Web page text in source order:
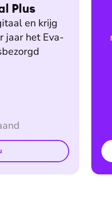
Plus
en krijg
jaar het Eva-